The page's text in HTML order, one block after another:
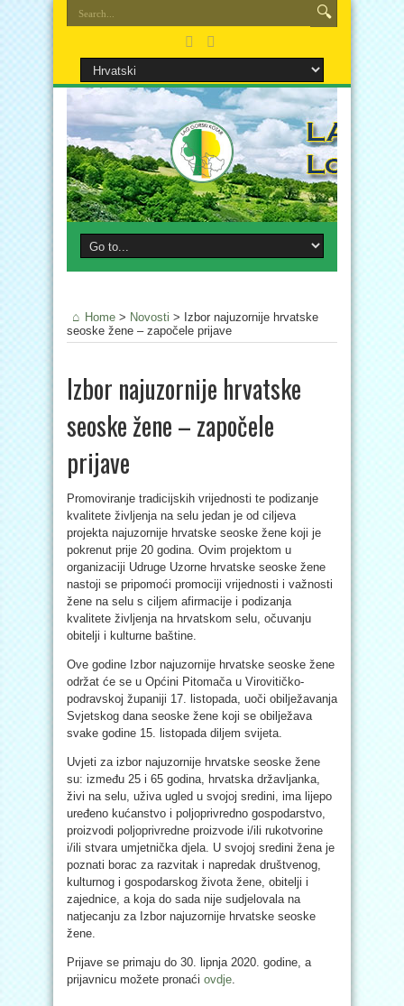
Home > Novosti > Izbor najuzornije hrvatske
seoske žene – započele prijave
Izbor najuzornije hrvatske
seoske žene – započele
prijave
Promoviranje tradicijskih vrijednosti te podizanje
kvalitete življenja na selu jedan je od ciljeva
projekta najuzornije hrvatske seoske žene koji je
pokrenut prije 20 godina. Ovim projektom u
organizaciji Udruge Uzorne hrvatske seoske žene
nastoji se pripomoći promociji vrijednosti i važnosti
žene na selu s ciljem afirmacije i podizanja
kvalitete življenja na hrvatskom selu, očuvanju
obitelji i kulturne baštine.
Ove godine Izbor najuzornije hrvatske seoske žene
održat će se u Općini Pitomača u Virovitičko-
podravskoj županiji 17. listopada, uoči obilježavanja
Svjetskog dana seoske žene koji se obilježava
svake godine 15. listopada diljem svijeta.
Uvjeti za izbor najuzornije hrvatske seoske žene
su: između 25 i 65 godina, hrvatska državljanka,
živi na selu, uživa ugled u svojoj sredini, ima lijepo
uređeno kućanstvo i poljoprivredno gospodarstvo,
proizvodi poljoprivredne proizvode i/ili rukotvorine
i/ili stvara umjetnička djela. U svojoj sredini žena je
poznati borac za razvitak i napredak društvenog,
kulturnog i gospodarskog života žene, obitelji i
zajednice, a koja do sada nije sudjelovala na
natjecanju za Izbor najuzornije hrvatske seoske
žene.
Prijave se primaju do 30. lipnja 2020. godine, a
prijavnicu možete pronaći ovdje.